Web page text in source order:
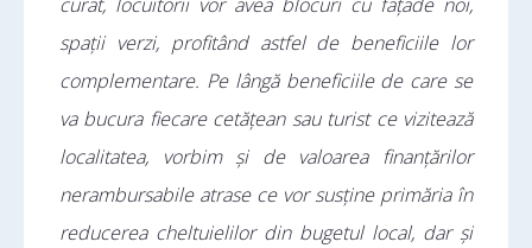
spații verzi, profitând astfel de beneficiile lor
complementare. Pe lângă beneficiile de care se
va bucura fiecare cetățean sau turist ce vizitează
localitatea, vorbim și de valoarea finanțărilor
nerambursabile atrase ce vor susține primăria în
reducerea cheltuielilor din bugetul local, dar și